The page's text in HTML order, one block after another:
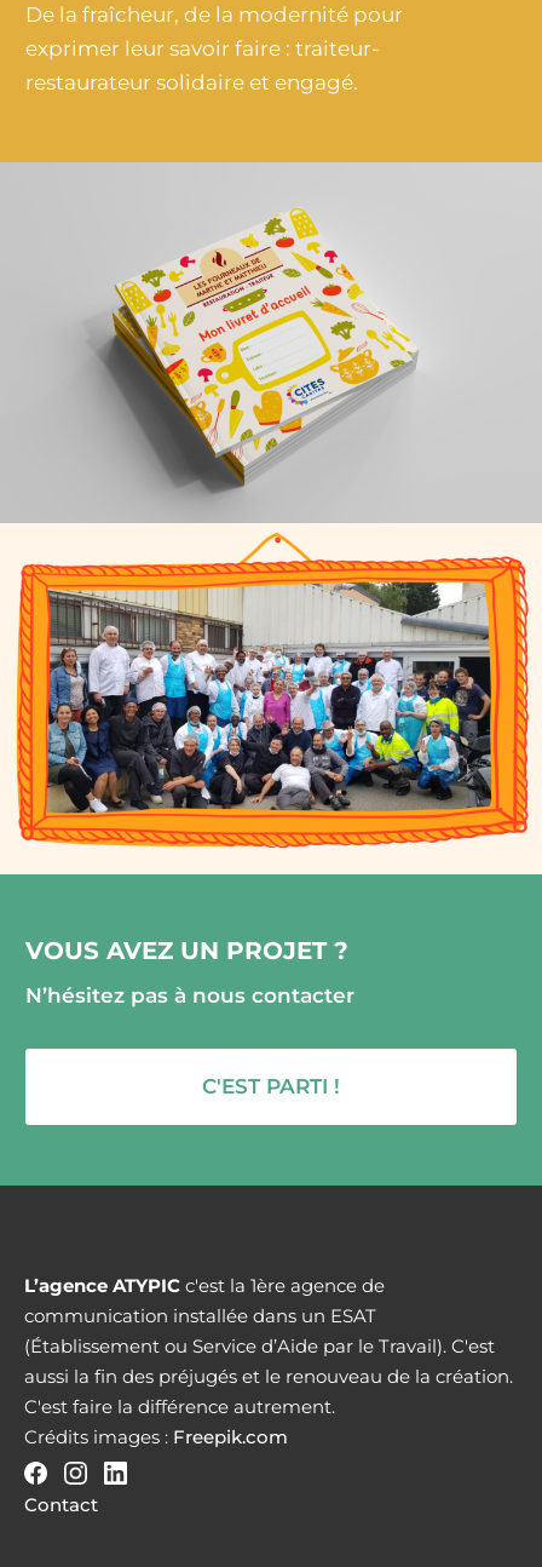
De la fraîcheur, de la modernité pour
exprimer leur savoir faire : traiteur-
restaurateur solidaire et engagé.
VOUS AVEZ UN PROJET ?
N’hésitez pas à nous contacter
C'EST PARTI !
L’agence ATYPIC c'est la 1ère agence de
communication installée dans un ESAT
(Établissement ou Service d’Aide par le Travail). C'est
aussi la fin des préjugés et le renouveau de la création.
C'est faire la différence autrement.
Crédits images : Freepik.com
Contact